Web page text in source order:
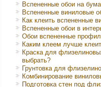
Вспененные обои на
Вспененные виниловые
Как клеить вспененные
Вспененные обои в
Обои вспененные
Каким клеем лучше
Краска для
выбрать?
Грунтовка для
Комбинирование
Подготовка стен под